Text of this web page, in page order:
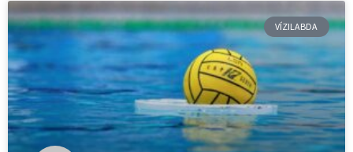
VÍZILABDA